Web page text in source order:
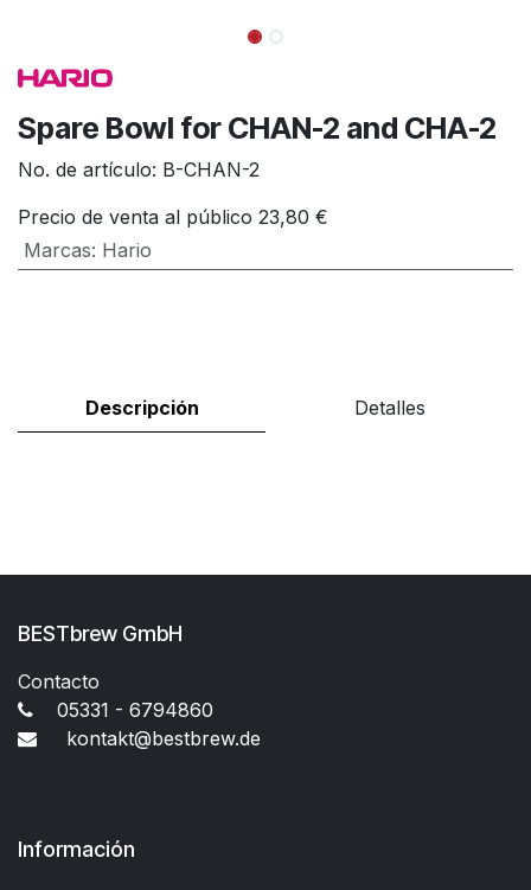
Spare Bowl for CHAN-2 and CHA-2
No. de artículo: B-CHAN-2
Precio de venta al público 23,80 €
Marcas: Hario
Descripción Detalles
BESTbrew GmbH
Contacto
05331 - 6794860
kontakt@bestbrew.de
Información